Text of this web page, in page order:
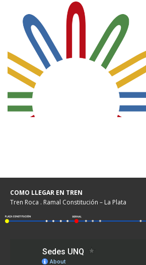
COMO LLEGAR EN TREN
Tren Roca . Ramal Constitución – La Plata